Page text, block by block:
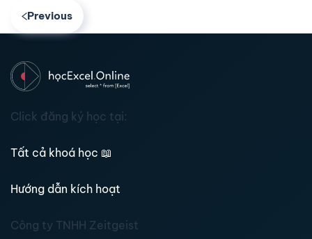
Previous
Click đăng ký học tại:
Tất cả khoá học 📖
Hướng dẫn kích hoạt
Công ty TNHH Zeitgeist